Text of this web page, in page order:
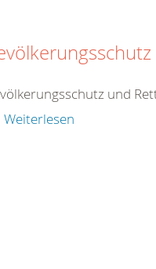
und
Weiterlesen